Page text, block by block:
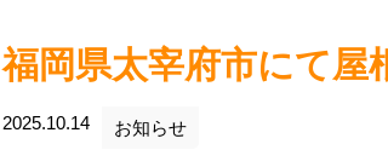
福岡県太宰府市にて
2025.10.14 お知らせ